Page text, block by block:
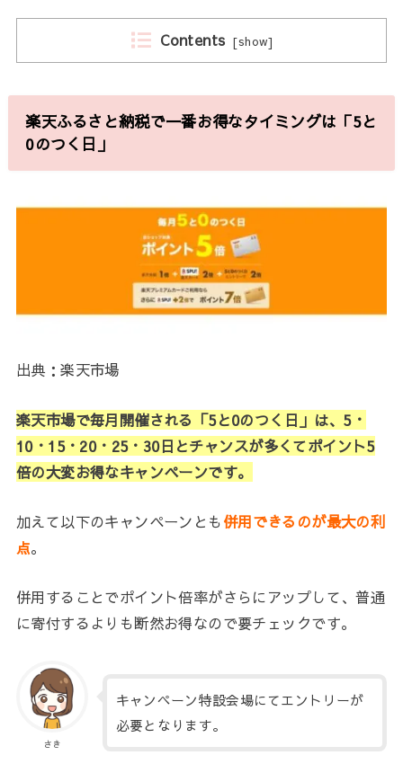
Contents [show]
楽天ふるさと納税で一番お得なタイミングは「5と
0のつく日」
出典：楽天市場
楽天市場で毎月開催される「5と0のつく日」は、5・
10・15・20・25・30日とチャンスが多くてポイント5
倍の大変お得なキャンペーンです。
加えて以下のキャンペーンとも併用できるのが最大の利
点。
併用することでポイント倍率がさらにアップして、普通
に寄付するよりも断然お得なので要チェックです。
さき
キャンペーン特設会場にてエントリーが
必要となります。